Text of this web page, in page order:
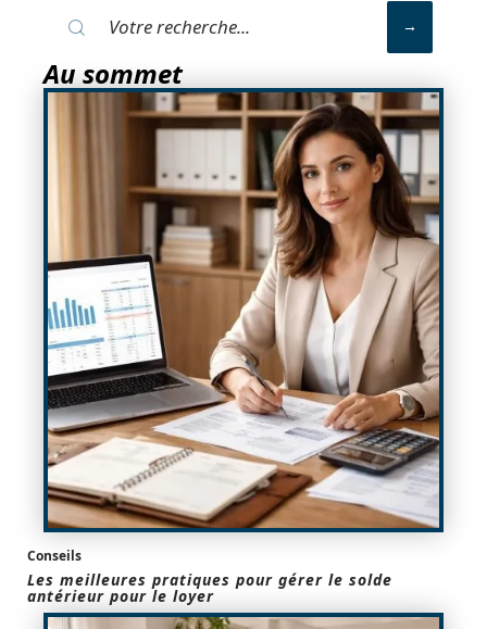
Au sommet
Conseils
Les meilleures pratiques pour gérer le solde
antérieur pour le loyer